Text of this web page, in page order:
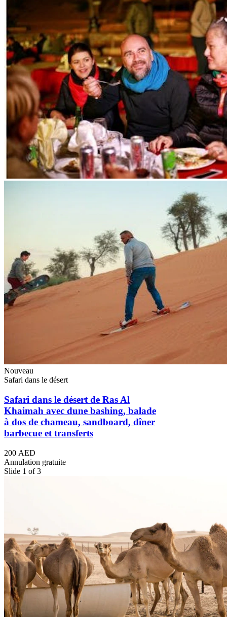
Nouveau
Safari dans le désert
Safari dans le désert de Ras Al
Khaimah avec dune bashing, balade
à dos de chameau, sandboard, dîner
barbecue et transferts
200 AED
Annulation gratuite
Slide 1 of 3